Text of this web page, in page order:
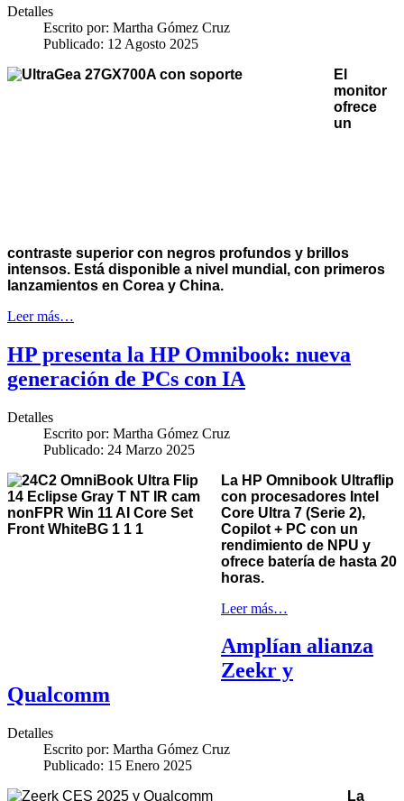
Detalles
Escrito por: Martha Gómez Cruz
Publicado: 12 Agosto 2025
El
monitor
ofrece
un
contraste superior con negros profundos y brillos
intensos. Está disponible a nivel mundial, con primeros
lanzamientos en Corea y China.
Leer más…
HP presenta la HP Omnibook: nueva
generación de PCs con IA
Detalles
Escrito por: Martha Gómez Cruz
Publicado: 24 Marzo 2025
La HP Omnibook Ultraflip
con procesadores Intel
Core Ultra 7 (Serie 2),
Copilot + PC con un
rendimiento de NPU y
ofrece batería de hasta 20
horas.
Leer más…
Amplían alianza
Zeekr y
Qualcomm
Detalles
Escrito por: Martha Gómez Cruz
Publicado: 15 Enero 2025
La